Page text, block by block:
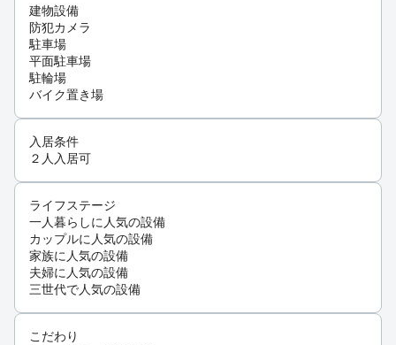
建物設備
防犯カメラ
駐車場
平面駐車場
駐輪場
バイク置き場
入居条件
２人入居可
ライフステージ
一人暮らしに人気の設備
カップルに人気の設備
家族に人気の設備
夫婦に人気の設備
三世代で人気の設備
こだわり